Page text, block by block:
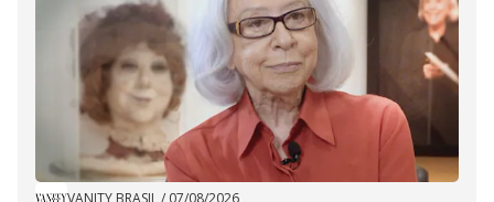
VANITY BRASIL/ 07/08/2026